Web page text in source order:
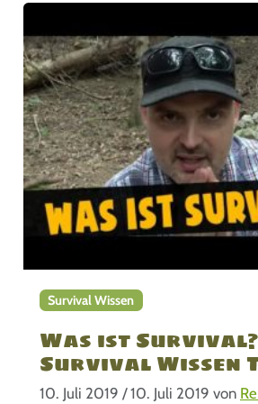
Survival Wissen
Was ist Survival?
Survival Wissen
10. Juli 2019 / 10. Juli 2019 von